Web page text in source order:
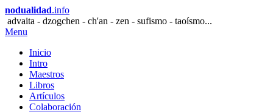
nodualidad.info
advaita - dzogchen - ch'an - zen - sufismo - taoísmo...
Menu
Inicio
Intro
Maestros
Libros
Artículos
Colaboración